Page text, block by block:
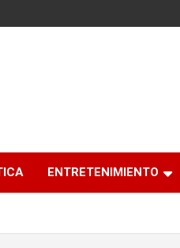
ENTRETENIMIENTO